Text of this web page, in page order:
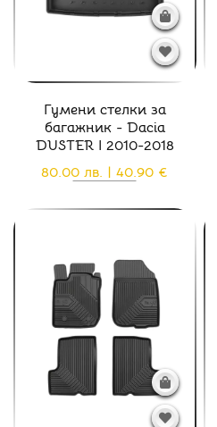
Гумени стелки за
багажник - Dacia
DUSTER I 2010-2018
80.00 лв. | 40.90 €